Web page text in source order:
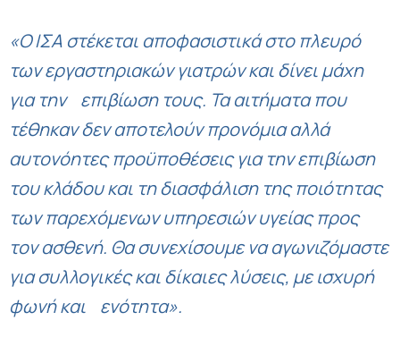
«ΟΙΣΑ στέκεται αποφασιστικά στο πλευρό
τωνεργαστηριακών γιατρώνκαιδίνειμάχη
για την επιβίωση τους. Τα αιτήματα που
τέθηκανδεν αποτελούν προνόμια αλλά
αυτονόητες προϋποθέσεις για τηνεπιβίωση
τουκλάδουκαι τηδιασφάλιση της ποιότητας
των παρεχόμενων υπηρεσιών υγείας προς
τον ασθενή. Θα συνεχίσουμε να αγωνιζόμαστε
για συλλογικέςκαιδίκαιεςλύσεις, με ισχυρή
φωνήκαι ενότητα».